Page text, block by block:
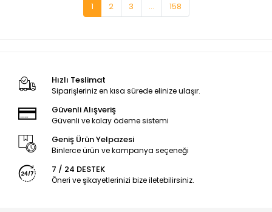
1 2 3 ... 158
Hızlı Teslimat
Siparişleriniz en kısa sürede elinize ulaşır.
Güvenli Alışveriş
Güvenli ve kolay ödeme sistemi
Geniş Ürün Yelpazesi
Binlerce ürün ve kampanya seçeneği
7 / 24 DESTEK
Öneri ve şikayetlerinizi bize iletebilirsiniz.